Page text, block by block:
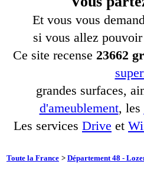
Et vous vous
si vous allez
Ce site recense 23662
grandes surfaces,
d'ameublement, les
Les services Drive et
Toute la France > Département 48 -